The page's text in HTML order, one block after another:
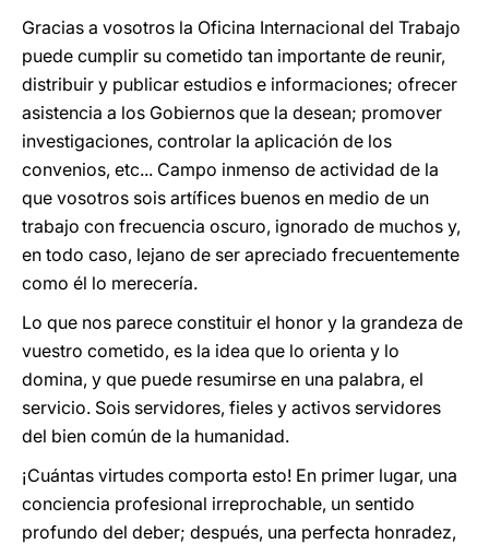
Gracias a vosotros la Oficina Internacional del Trabajo
puede cumplir su cometido tan importante de reunir,
distribuir y publicar estudios e informaciones; ofrecer
asistencia a los Gobiernos que la desean; promover
investigaciones, controlar la aplicación de los
convenios, etc... Campo inmenso de actividad de la
que vosotros sois artífices buenos en medio de un
trabajo con frecuencia oscuro, ignorado de muchos y,
en todo caso, lejano de ser apreciado frecuentemente
como él lo merecería.
Lo que nos parece constituir el honor y la grandeza de
vuestro cometido, es la idea que lo orienta y lo
domina, y que puede resumirse en una palabra, el
servicio. Sois servidores, fieles y activos servidores
del bien común de la humanidad.
¡Cuántas virtudes comporta esto! En primer lugar, una
conciencia profesional irreprochable, un sentido
profundo del deber; después, una perfecta honradez,